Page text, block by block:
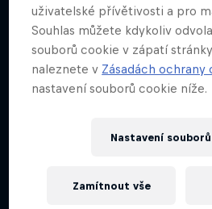
uživatelské přívětivosti a pro
Souhlas můžete kdykoliv
souborů cookie v zápatí
naleznete v Zásadách
nastavení souborů cookie níže.
Nastavení
Zamítnout vše